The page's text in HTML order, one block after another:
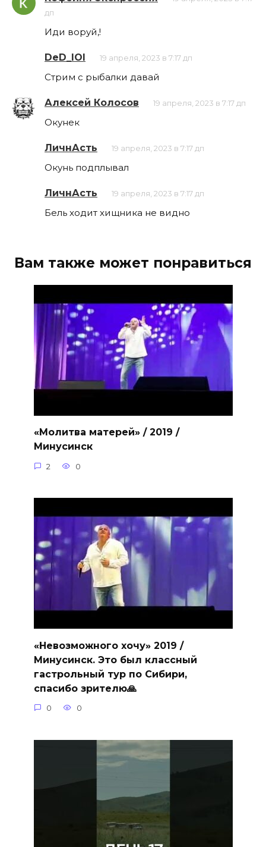
дп
Иди воруй,!
DeD_lOl 19 апреля, 2023 в 7:17 дп
Стрим с рыбалки давай
Алексей Колосов 19 апреля, 2023 в 7:17 дп
Окунек
ЛичнАсть 19 апреля, 2023 в 7:17 дп
Окунь подплывал
ЛичнАсть 19 апреля, 2023 в 7:17 дп
Бель ходит хищника не видно
Вам также может понравиться
«Молитва матерей» / 2019 /
Минусинск
2 0
«Невозможного хочу» 2019 /
Минусинск. Это был классный
гастрольный тур по Сибири,
спасибо зрителю🙏
0 0